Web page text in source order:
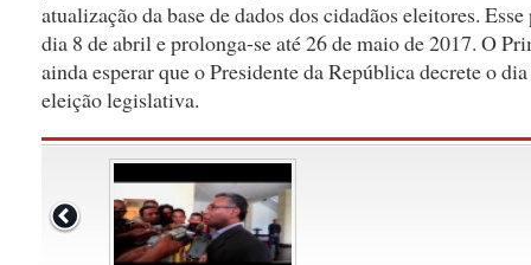
atualização da base de dados dos cidadãos eleitores.
dia 8 de abril e prolonga-se até 26 de maio de 2017. O
ainda esperar que o Presidente da República decrete o
eleição legislativa.